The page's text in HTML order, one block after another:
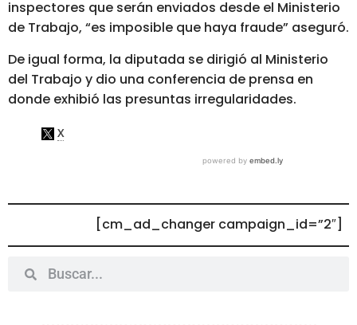
inspectores que serán enviados desde el Ministerio
de Trabajo, “es imposible que haya fraude” aseguró.
De igual forma, la diputada se dirigió al Ministerio
del Trabajo y dio una conferencia de prensa en
donde exhibió las presuntas irregularidades.
[cm_ad_changer campaign_id=”2″]